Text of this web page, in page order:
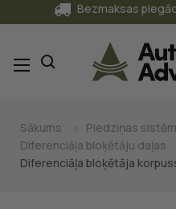
Bezmaksas
Toggle
navigation
☰
Sākums
Piedziņas
Diferenciāļa bloķētāju daļas
Diferenciāļa bloķētāja